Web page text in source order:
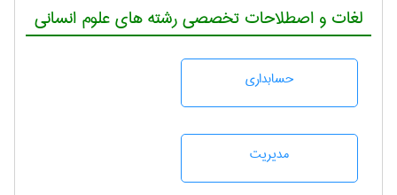
لغات و اصطلاحات تخصصی رشته های علوم انسانی
حسابداری
مديريت